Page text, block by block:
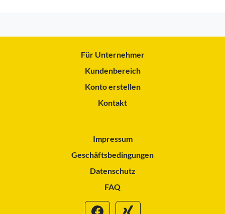
Für Unternehmer
Kundenbereich
Konto erstellen
Kontakt
Impressum
Geschäftsbedingungen
Datenschutz
FAQ